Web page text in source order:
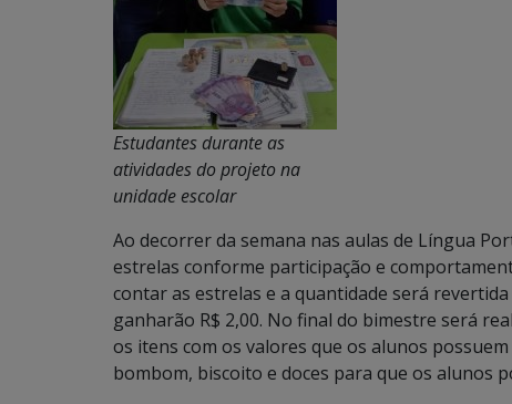
Estudantes durante as
atividades do projeto na
unidade escolar
Ao decorrer da semana nas aulas de Língua
estrelas conforme participação e
contar as estrelas e a quantidade será
ganharão R$ 2,00. No final do bimestre será
os itens com os valores que os alunos
bombom, biscoito e doces para que os alunos